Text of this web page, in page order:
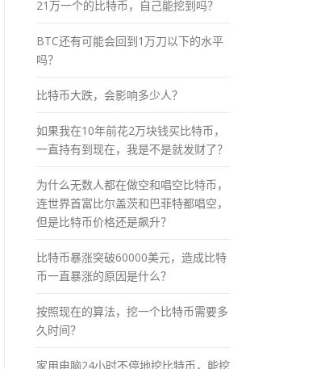
21万一个的比特币，自己能挖到吗？
BTC还有可能会回到1万刀以下的水平
吗？
比特币大跌，会影响多少人？
如果我在10年前花2万块钱买比特币，
一直持有到现在，我是不是就发财了？
为什么无数人都在做空和唱空比特币，
连世界首富比尔盖茨和巴菲特都唱空，
但是比特币价格还是飙升？
比特币暴涨突破60000美元，造成比特
币一直暴涨的原因是什么？
按照现在的算法，挖一个比特币需要多
久时间？
家用电脑24小时不停地挖比特币，能挖